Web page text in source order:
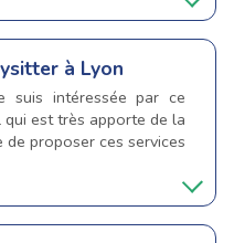
à Lyon
suis intéressée par ce
est très apporte de la
de proposer ces services